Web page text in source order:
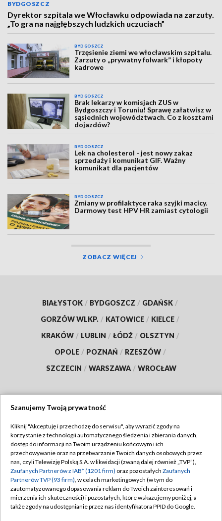
BYDGOSZCZ
Dyrektor szpitala we Włocławku odpowiada na zarzuty.
„To gra na najgłębszych ludzkich uczuciach”
BYDGOSZCZ
Trzęsienie ziemi we włocławskim szpitalu.
Zarzuty o „prywatny folwark” i kłopoty
kadrowe
BYDGOSZCZ
Brak lekarzy w komisjach ZUS w
Bydgoszczy i Toruniu! Sprawę załatwisz w
sąsiednich województwach. Co z kosztami
dojazdów?
BYDGOSZCZ
Lek na cholesterol - jest nowy zakaz
sprzedaży i komunikat GIF. Ważny
komunikat dla pacjentów
BYDGOSZCZ
Zmiany w profilaktyce raka szyjki macicy.
Darmowy test HPV HR zamiast cytologii
ZOBACZ WIĘCEJ
BIAŁYSTOK / BYDGOSZCZ / GDAŃSK /
GORZÓW WLKP. / KATOWICE / KIELCE /
KRAKÓW / LUBLIN / ŁÓDŹ / OLSZTYN /
OPOLE / POZNAŃ / RZESZÓW /
SZCZECIN / WARSZAWA / WROCŁAW
TVP
Abonament TVP
Emisja w TVP
Centrum informacji TVP
Naziemna Telewizja Cyfrowa
Regulamin TVP
Polityka prywatności
Moje zgody
Pomoc
Szanujemy Twoją prywatność
Kliknij "Akceptuję i przechodzę do serwisu", aby wyrazić zgody na
korzystanie z technologii automatycznego śledzenia i zbierania danych,
dostęp do informacji na Twoim urządzeniu końcowym i ich
przechowywanie oraz na przetwarzanie Twoich danych osobowych przez
nas, czyli Telewizję Polską S.A. w likwidacji (zwaną dalej również „TVP”),
Zaufanych Partnerów z IAB* (1201 firm) oraz pozostałych Zaufanych
Partnerów TVP (93 firm), w celach marketingowych (w tym do
zautomatyzowanego dopasowania reklam do Twoich zainteresowań i
mierzenia ich skuteczności) i pozostałych, które wskazujemy poniżej, a
także zgody na udostępnianie przez nas identyfikatora PPID do Google.